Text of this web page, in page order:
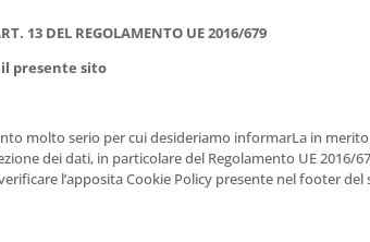
13 DEL REGOLAMENTO UE 2016/679
presente sito
molto serio per cui desideriamo informarLa in
dei dati, in particolare del Regolamento UE 2016/
l’apposita Cookie Policy presente nel footer del